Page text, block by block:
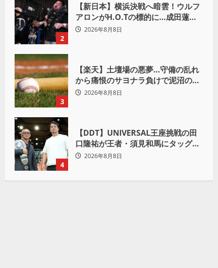
2
【新日本】横浜決戦へ暗雲！ウルフ
アロンがH.O.Tの標的に…成田蓮へ
「シュウマイにしてやる」と怒り爆
2026年8月8日
3
【楽天】土壇場の悪夢…守備の乱れ
から痛恨のサヨナラ負けで泥沼の連
敗 2026年8月8日
4
【DDT】UNIVERSAL王座挑戦の田
口隆祐が王者・須見和馬にタッグ結
成ラブコール！「この試合が終わっ
2026年8月8日